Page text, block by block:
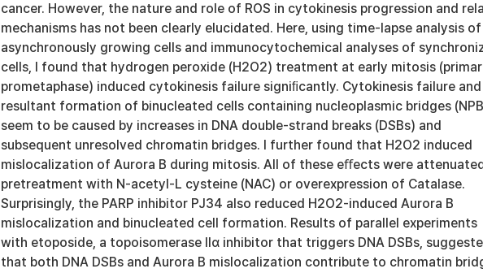
cancer. However, the nature and role of ROS in cytokinesis progression and
mechanisms has not been clearly elucidated. Here, using time-lapse analysis of
asynchronously growing cells and immunocytochemical analyses of
cells, I found that hydrogen peroxide (H2O2) treatment at early mitosis
prometaphase) induced cytokinesis failure signiﬁcantly. Cytokinesis failure
resultant formation of binucleated cells containing nucleoplasmic bridges
seem to be caused by increases in DNA double-strand breaks (DSBs) and
subsequent unresolved chromatin bridges. I further found that H2O2 induced
mislocalization of Aurora B during mitosis. All of these eﬀects were
pretreatment with N-acetyl-L cysteine (NAC) or overexpression of Catalase.
Surprisingly, the PARP inhibitor PJ34 also reduced H2O2-induced Aurora B
mislocalization and binucleated cell formation. Results of parallel experiments
with etoposide, a topoisomerase IIα inhibitor that triggers DNA DSBs,
that both DNA DSBs and Aurora B mislocalization contribute to chromatin